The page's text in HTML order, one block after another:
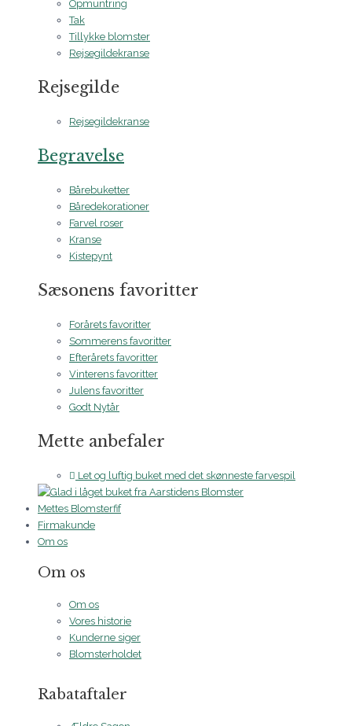
Opmuntring
Tak
Tillykke blomster
Rejsegildekranse
Rejsegilde
Rejsegildekranse
Begravelse
Bårebuketter
Båredekorationer
Farvel roser
Kranse
Kistepynt
Sæsonens favoritter
Forårets favoritter
Sommerens favoritter
Efterårets favoritter
Vinterens favoritter
Julens favoritter
Godt Nytår
Mette anbefaler
Let og luftig buket med det skønneste farvespil
Mettes Blomsterfif
Firmakunde
Om os
Om os
Om os
Vores historie
Kunderne siger
Blomsterholdet
Rabataftaler